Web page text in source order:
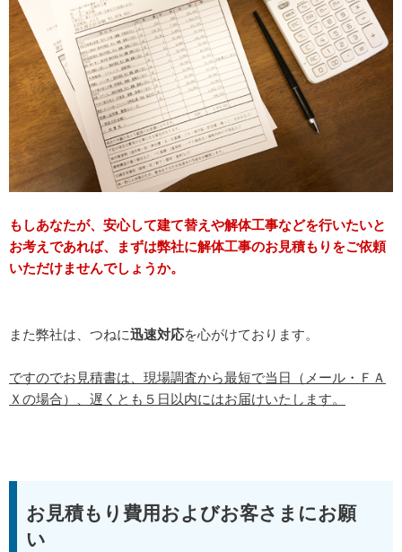
もしあなたが、安心して建て替えや解体工事などを行いたいと
お考えであれば、まずは弊社に解体工事のお見積もりをご依頼
いただけませんでしょうか。
また弊社は、つねに迅速対応を心がけております。
ですのでお見積書は、現場調査から最短で当日（メール・ＦＡ
Ｘの場合）、遅くとも５日以内にはお届けいたします。
お見積もり費用およびお客さまにお願
い